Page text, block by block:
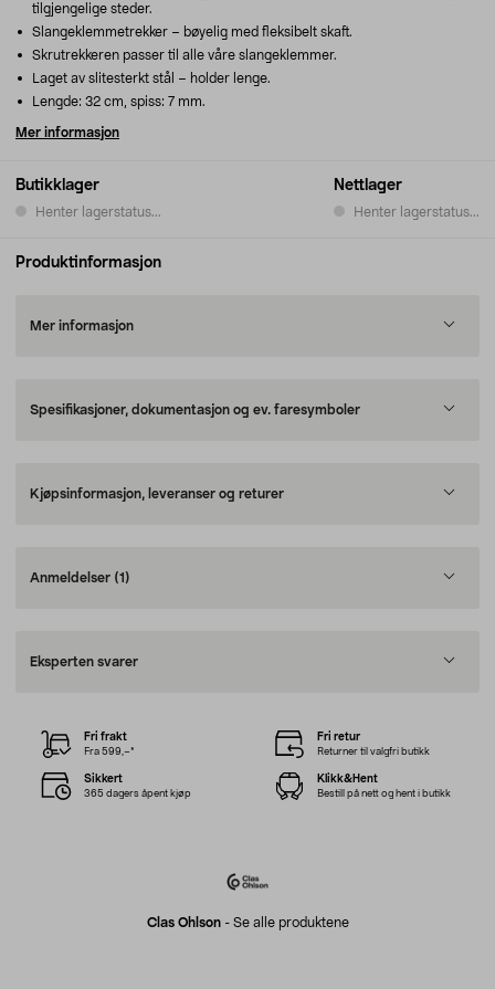
Butikklager
Henter lagerstatus...
Nettlager
Henter lagerstatus...
tilgjengelige steder.
Slangeklemmetrekker – bøyelig med fleksibelt skaft.
Skrutrekkeren passer til alle våre slangeklemmer.
Laget av slitesterkt stål – holder lenge.
Lengde: 32 cm, spiss: 7 mm.
Mer informasjon
Produktinformasjon
Mer informasjon
Spesifikasjoner, dokumentasjon og ev. faresymboler
Kjøpsinformasjon, leveranser og returer
Anmeldelser (1)
Eksperten svarer
Clas Ohlson- Se alle produktene
Fri frakt
Fra 599,–*
Fri retur
Returner til valgfri butikk
Sikkert
365 dagers åpent kjøp
Klikk&Hent
Bestill på nett og hent i butikk